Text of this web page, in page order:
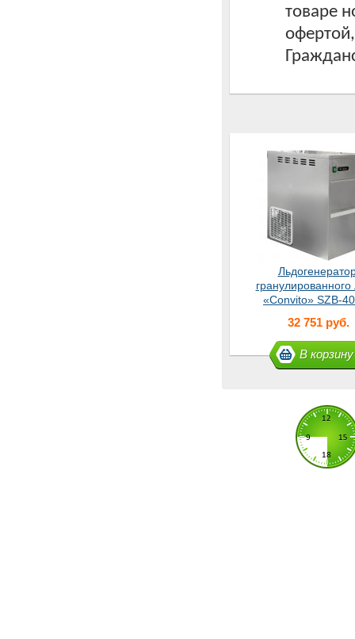
товаре
гранулированного
«Convito» SZB-
32 751 руб.
В корзину